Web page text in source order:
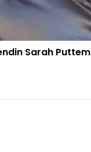
Sarah